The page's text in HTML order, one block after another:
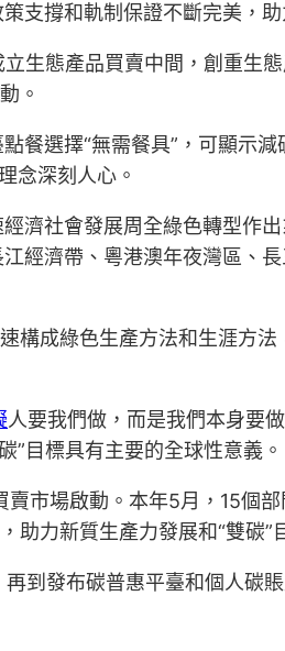
支撐和軌制保證不斷完美，
生態產品買賣中間，創重生
。
餐選擇“無需餐具”，可顯示
念深刻人心。
濟社會發展周全綠色轉型作
經濟帶、粵港澳年夜灣區、
構成綠色生產方法和生涯方
人要我們做，而是我們本身要
”目標具有主要的全球性意義。
市場啟動。本年5月，15個
助力新質生產力發展和“雙碳”
到發布碳普惠平臺和個人碳